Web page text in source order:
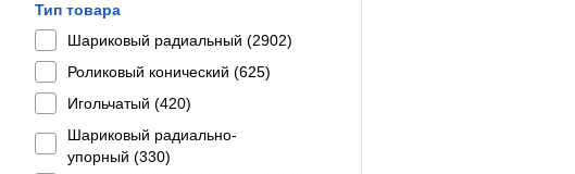
Тип товара
Шариковый радиальный (2902)
Роликовый конический (625)
Игольчатый (420)
Шариковый радиально-
упорный (330)